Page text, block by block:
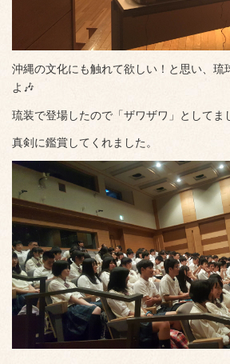
沖縄の文化にも触れて欲しい！と思い、琉
よ🎶
琉装で登場したので「ザワザワ」としてま
真剣に鑑賞してくれました。